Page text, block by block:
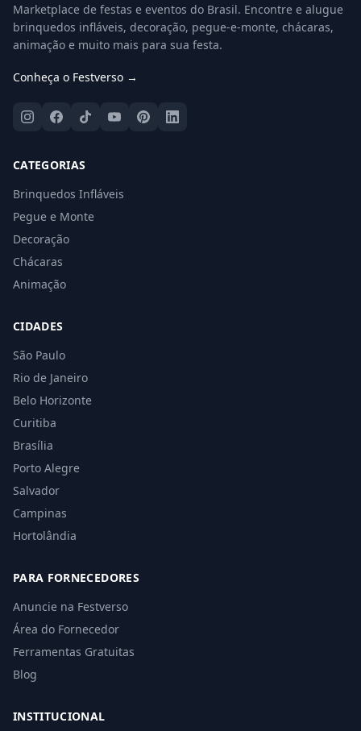
Marketplace de festas e eventos do Brasil. Encontre e alugue
brinquedos infláveis, decoração, pegue-e-monte, chácaras,
animação e muito mais para sua festa.
Conheça o Festverso →
CATEGORIAS
Brinquedos Infláveis
Pegue e Monte
Decoração
Chácaras
Animação
CIDADES
São Paulo
Rio de Janeiro
Belo Horizonte
Curitiba
Brasília
Porto Alegre
Salvador
Campinas
Hortolândia
PARA FORNECEDORES
Anuncie na Festverso
Área do Fornecedor
Ferramentas Gratuitas
Blog
INSTITUCIONAL